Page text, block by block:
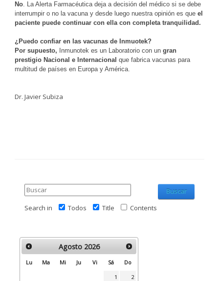
No. La Alerta Farmacéutica deja a decisión del médico si se debe
interrumpir o no la vacuna y desde luego nuestra opinión es que el
paciente puede continuar con ella con completa tranquilidad.
¿Puedo confiar en las vacunas de Inmuotek?
Por supuesto, Inmunotek es un Laboratorio con un gran
prestigio Nacional e Internacional que fabrica vacunas para
multitud de países en Europa y América.
Dr. Javier Subiza
Buscar
Search in
Todos Title Contents
Agosto 2026
Lu Ma Mi Ju Vi Sá Do
1
2